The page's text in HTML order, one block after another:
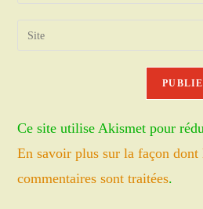
address
Saisir
(facultatif)
Ce site utilise Akismet pour
En savoir plus sur la façon dont
commentaires sont traitées.